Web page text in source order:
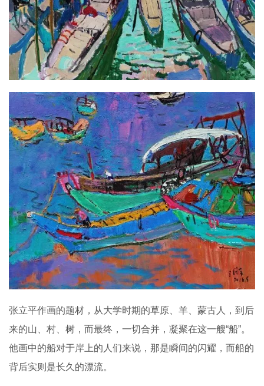
张立平作画的题材，从大学时期的草原、羊、蒙古人，到后
来的山、村、树，而最终，一切合并，凝聚在这一艘“船”。
他画中的船对于岸上的人们来说，那是瞬间的闪耀，而船的
背后实则是长久的漂流。